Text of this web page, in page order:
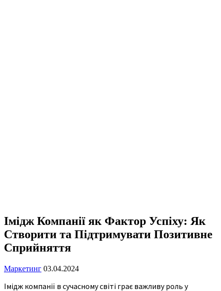
Імідж Компанії як Фактор Успіху: Як
Створити та Підтримувати Позитивне
Сприйняття
Маркетинг 03.04.2024
Імідж компанії в сучасному світі грає важливу роль у